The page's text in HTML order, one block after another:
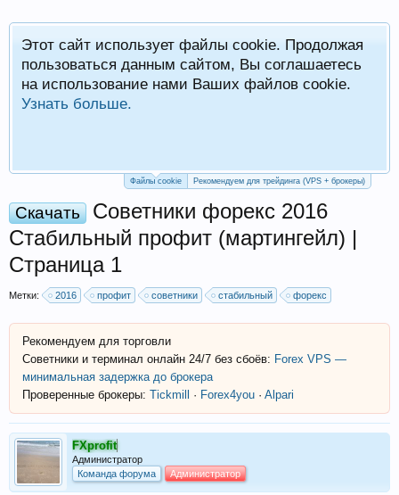
Этот сайт использует файлы cookie. Продолжая
пользоваться данным сайтом, Вы соглашаетесь
на использование нами Ваших файлов cookie.
Узнать больше.
Файлы cookie Рекомендуем для трейдинга (VPS + брокеры)
Скачать
Советники форекс 2016
Стабильный профит (мартингейл) |
Страница 1
Метки: 2016 профит советники стабильный форекс
Рекомендуем для торговли
Советники и терминал онлайн 24/7 без сбоёв: Forex VPS —
минимальная задержка до брокера
Проверенные брокеры: Tickmill · Forex4you · Alpari
FXprofit
Администратор
Команда форума
Администратор